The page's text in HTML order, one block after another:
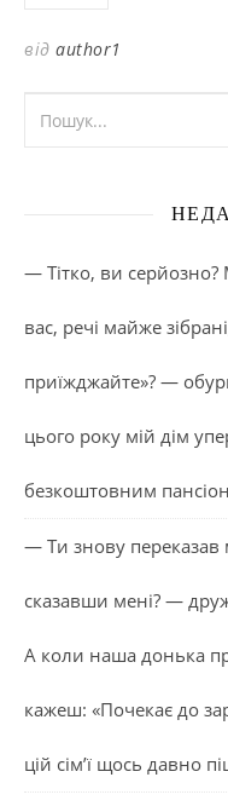
від author1
— Тітко, ви серйозно?
вас, речі майже
приїжджайте»? —
цього року мій дім
безкоштовним
— Ти знову переказав
сказавши мені? —
А коли наша донька
кажеш: «Почекає до
цій сім’ї щось давно